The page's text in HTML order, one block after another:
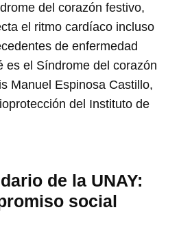
del corazón festivo,
el ritmo cardíaco incluso
de enfermedad
es el Síndrome del corazón
Manuel Espinosa Castillo,
del Instituto de
de la UNAY:
social